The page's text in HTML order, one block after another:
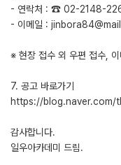
- 연락처 : ☎ 02-2148-
- 이메일 :
※ 현장 접수 외 우편 접수,
7. 공고 바로가기
https://
감사합니다.
일우아카데미 드림.